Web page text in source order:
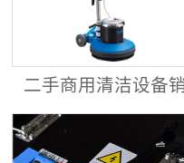
二手商用清洁设备销